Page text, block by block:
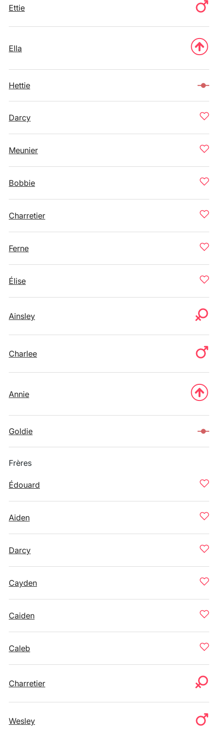
Ettie
Ella
Hettie
Darcy
Meunier
Bobbie
Charretier
Ferne
Élise
Ainsley
Charlee
Annie
Goldie
Frères
Édouard
Aiden
Darcy
Cayden
Caiden
Caleb
Charretier
Wesley